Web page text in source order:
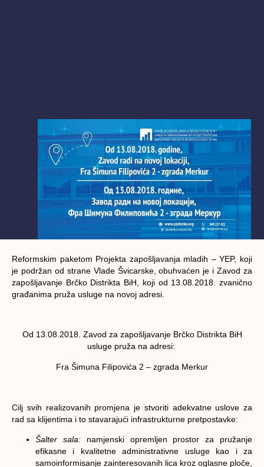
Reformskim paketom Projekta zapošljavanja mladih – YEP, koji
je podržan od strane Vlade Švicarske, obuhvaćen je i Zavod za
zapošljavanje Brčko Distrikta BiH, koji od 13.08.2018. zvanično
građanima pruža usluge na novoj adresi.
Od 13.08.2018. Zavod za zapošljavanje Brčko Distrikta BiH
usluge pruža na adresi:
Fra Šimuna Filipovića 2 – zgrada Merkur
Cilj svih realizovanih promjena je stvoriti adekvatne uslove za
rad sa klijentima i to stavarajući infrastrukturne pretpostavke:
Šalter sala:namjenski opremljen prostor za pružanje
efikasne i kvalitetne administrativne usluge kao i za
samoinformisanje zainteresovanih lica kroz oglasne ploče,